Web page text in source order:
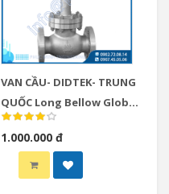
VAN CẦU- DIDTEK- TRUNG
QUỐC Long Bellow Globe
Valve
1.000.000 đ